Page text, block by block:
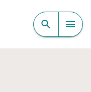
CONTENU
search menu